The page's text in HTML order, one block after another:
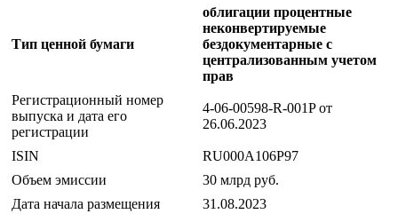
Тип ценной бумаги
облигации процентные
неконвертируемые
бездокументарные с
централизованным учетом
прав
Регистрационный номер
выпуска и дата его
регистрации
4-06-00598-R-001P от
26.06.2023
ISIN
RU000A106P97
Объем эмиссии
30 млрд руб.
Дата начала размещения
31.08.2023